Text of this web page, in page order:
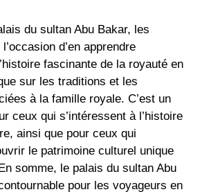
du sultan Abu Bakar, les
d’en apprendre
fascinante de la royauté en
sur les traditions et les
à la famille royale. C’est un
ceux qui s’intéressent à l’histoire
ainsi que pour ceux qui
le patrimoine culturel unique
somme, le palais du sultan Abu
pour les voyageurs en